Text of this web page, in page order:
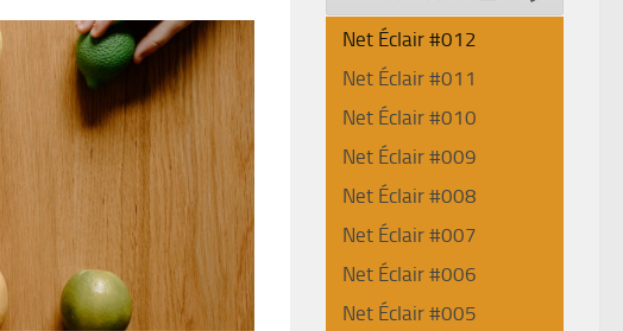
Net Éclair #012
Net Éclair #011
Net Éclair #010
Net Éclair #009
Net Éclair #008
Net Éclair #007
Net Éclair #006
Net Éclair #005